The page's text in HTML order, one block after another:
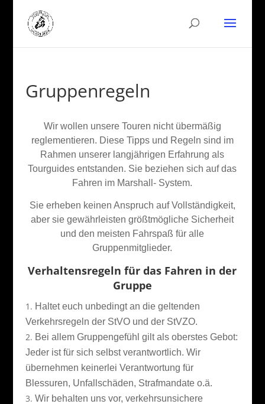
Gruppenregeln
Wir wollen unsere Touren nicht übermäßig
reglementieren. Diese Tipps und Regeln sind im
Rahmen unserer langjährigen Erfahrung als
Tourguides entstanden. Sie beziehen sich auf das
Fahren im Marshall- System.
Sie erheben keinen Anspruch auf Vollständigkeit,
aber sie gewährleisten größtmögliche Sicherheit
und den meisten Fahrspaß für alle
Gruppenmitglieder.
Verhaltensregeln für das Fahren in der
Gruppe
Haltet euch unbedingt an die geltenden
Verkehrsregeln der StVO und der StVZO.
Bei allem Gruppengefühl gilt als oberstes Gebot:
Jeder ist für sich selbst verantwortlich. Wir
übernehmen keinerlei Verantwortung für
Blessuren, Unfallschäden, Strafmandate o.ä.
Wir behalten uns vor, verkehrsunsichere